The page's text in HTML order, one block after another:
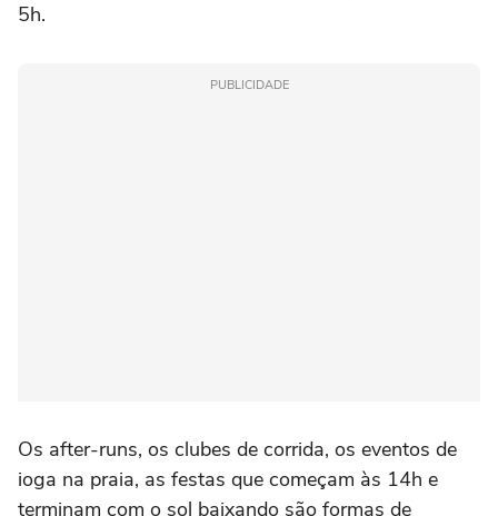
5h.
PUBLICIDADE
Os after-runs, os clubes de corrida, os eventos de
ioga na praia, as festas que começam às 14h e
terminam com o sol baixando são formas de